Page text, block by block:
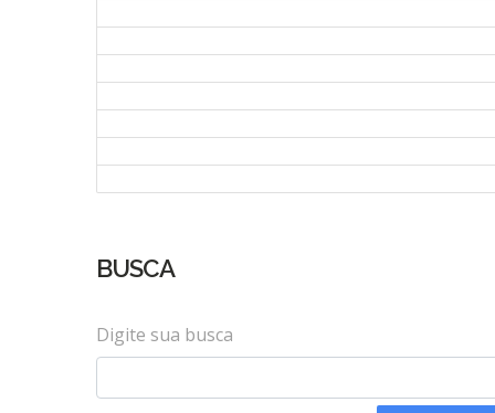
BUSCA
Digite sua busca